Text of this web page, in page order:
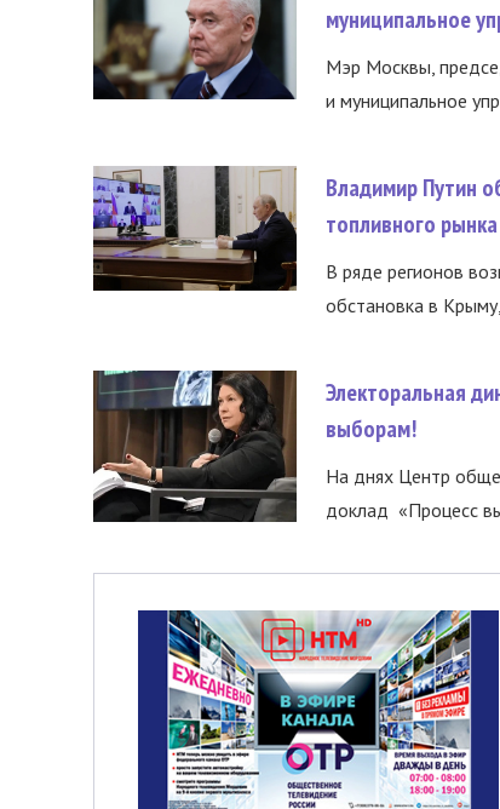
муниципальное
Мэр Москвы,
и муниципальное
Владимир Путин
топливного рынка
В ряде регионов
обстановка в
Электоральная
выборам!
На днях Центр
доклад «Процесс